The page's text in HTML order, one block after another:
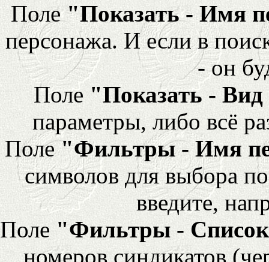
Поле"Показать - Имя
персонажа. И если в
- он
Поле "Показать -
параметры, либо всё
Поле"Фильтры - Имя
символов для выбора
введите,
Поле "Фильтры -
номеров синдикатов